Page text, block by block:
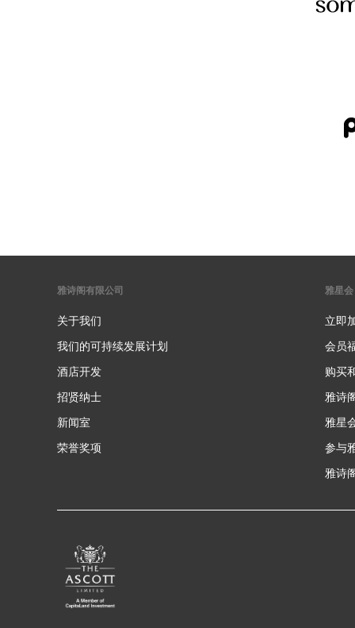
雅诗阁有限公司
关于我们
我们的可持续发展计划
酒店开发
招贤纳士
新闻室
荣誉奖项
雅星会
立即
会员
购买
雅诗
雅星
参与
雅诗